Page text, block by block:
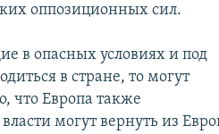
оппозиционных сил.
в опасных условиях и под
в стране, то могут
что Европа также
могут вернуть из